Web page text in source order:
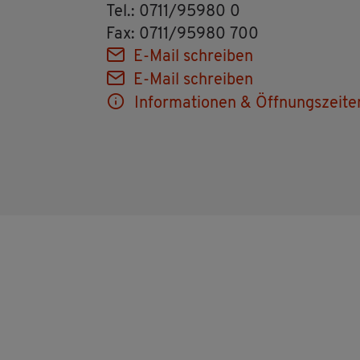
Tel.: 0711/95980 0
Fax: 0711/95980 700
E-Mail schrei­ben
E-Mail schrei­ben
In­for­ma­tio­nen &